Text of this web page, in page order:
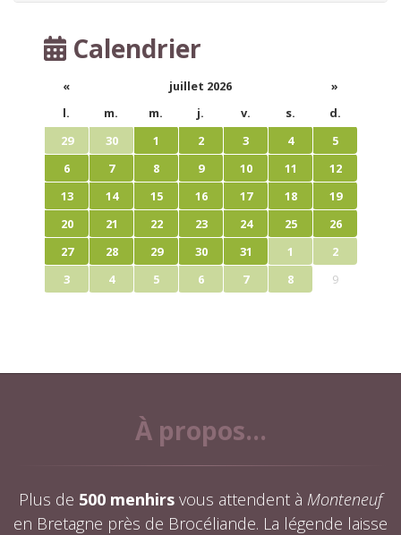
Calendrier
« juillet 2026
»
l.
m. m. j. v. s.
d.
29
30 1 2 3 4
5
6
7 8 9 10 11
12
13
14 15 16 17 18
19
20
21 22 23 24 25
26
27
28 29 30 31 1
2
3
4 5 6 7 8 9
À propos...
Plus de 500 menhirs vous attendent à Monteneuf
en Bretagne près de Brocéliande. La légende laisse